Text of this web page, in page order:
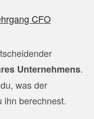
CFO
Unternehmens.
was der
ihn berechnest.